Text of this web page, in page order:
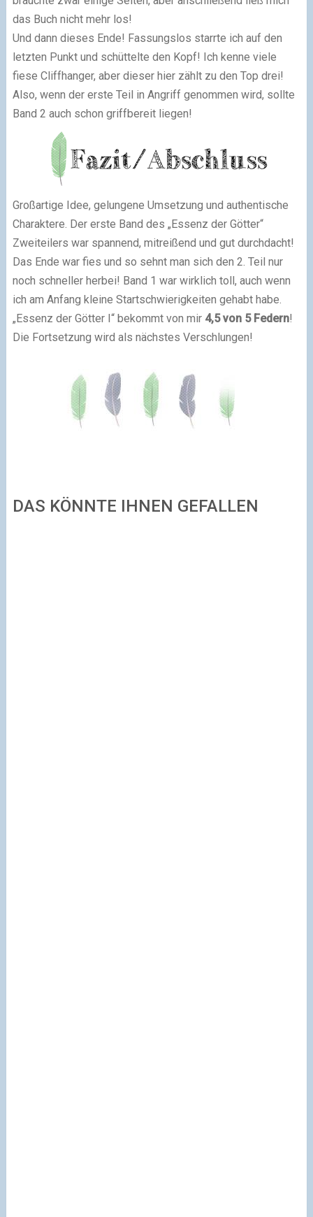
das Buch nicht mehr los!
Und dann dieses Ende! Fassungslos starrte ich auf den
letzten Punkt und schüttelte den Kopf! Ich kenne viele
fiese Cliffhanger, aber dieser hier zählt zu den Top drei!
Also, wenn der erste Teil in Angriff genommen wird, sollte
Band 2 auch schon griffbereit liegen!
Großartige Idee, gelungene Umsetzung und authentische
Charaktere. Der erste Band des „Essenz der Götter“
Zweiteilers war spannend, mitreißend und gut durchdacht!
Das Ende war fies und so sehnt man sich den 2. Teil nur
noch schneller herbei! Band 1 war wirklich toll, auch wenn
ich am Anfang kleine Startschwierigkeiten gehabt habe.
„Essenz der Götter I“ bekommt von mir 4,5 von 5 Federn!
Die Fortsetzung wird als nächstes Verschlungen!
DAS KÖNNTE IHNEN GEFALLEN